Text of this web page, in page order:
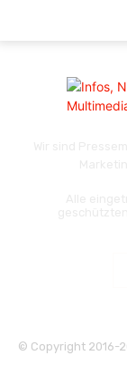
© Copyright 2016-